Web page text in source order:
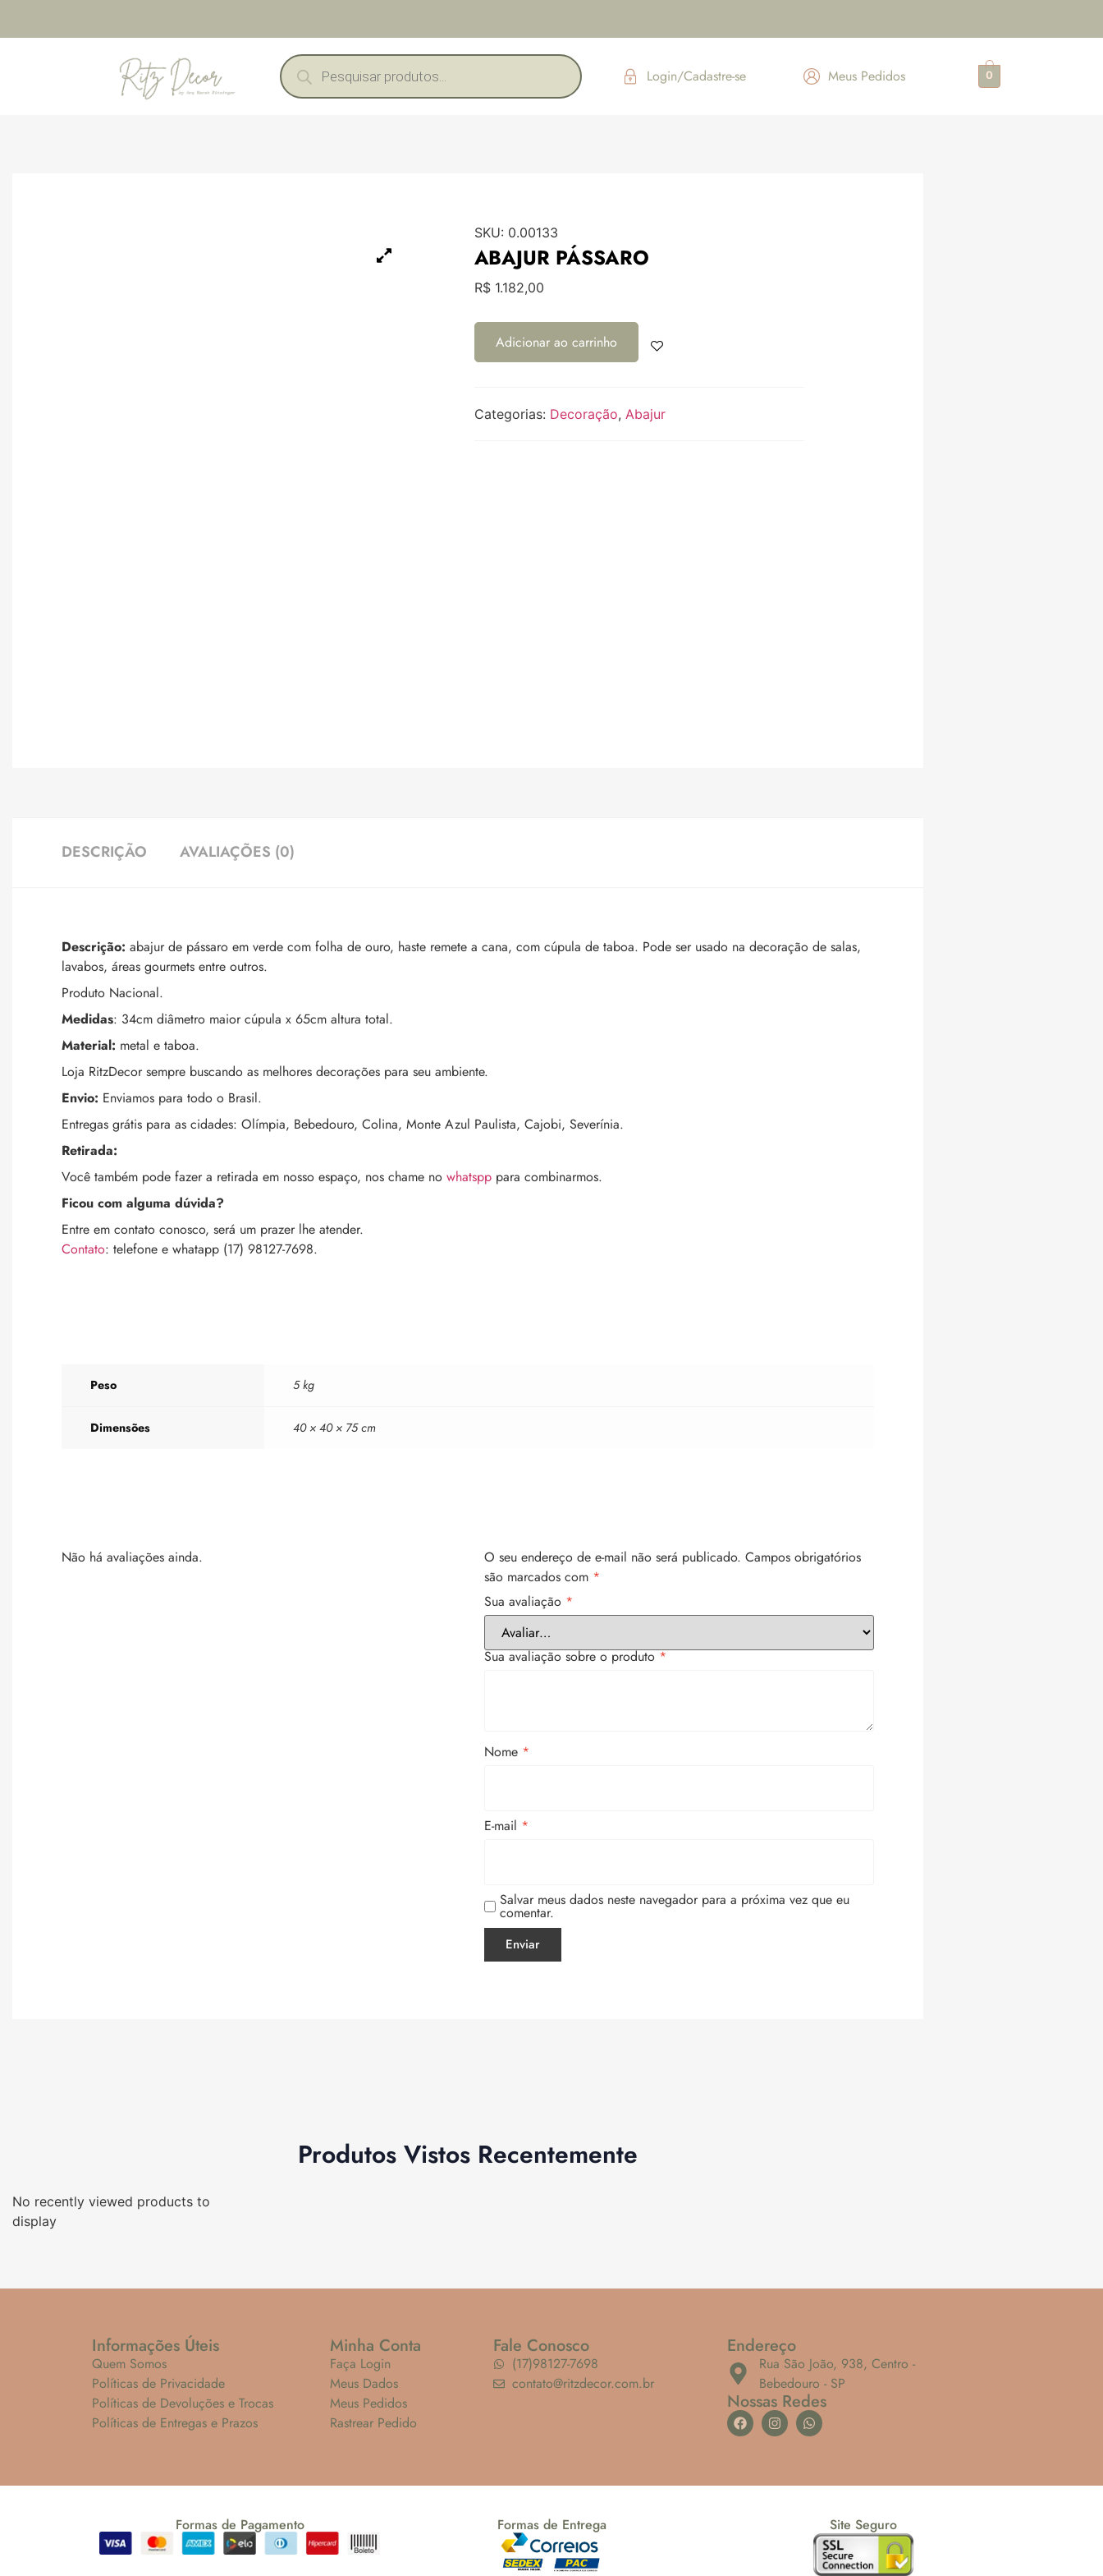
Login/Cadastre-se Meus Pedidos 0
SKU: 0.00133
ABAJUR PÁSSARO
R$1.182,00
Adicionar ao carrinho
Categorias: Decoração, Abajur
DESCRIÇÃO AVALIAÇÕES (0)
Descrição: abajur de pássaro em verde com folha de ouro, haste remete a cana, com cúpula de taboa. Pode ser usado na decoração de salas,
lavabos, áreas gourmets entre outros.
Produto Nacional.
Medidas: 34cm diâmetro maior cúpula x 65cm altura total.
Material: metal e taboa.
Loja RitzDecor sempre buscando as melhores decorações para seu ambiente.
Envio: Enviamos para todo o Brasil.
Entregas grátis para as cidades: Olímpia, Bebedouro, Colina, Monte Azul Paulista, Cajobi, Severínia.
Retirada:
Você também pode fazer a retirada em nosso espaço, nos chame no whatspp para combinarmos.
Ficou com alguma dúvida?
Entre em contato conosco, será um prazer lhe atender.
Contato: telefone e whatapp (17) 98127-7698.
Peso 5 kg
Dimensões 40 × 40 × 75 cm
Não há avaliações ainda. O seu endereço de e-mail não será publicado. Campos obrigatórios
são marcados com *
Sua avaliação *
Sua avaliação sobre o produto*
Nome *
E-mail *
Salvar meus dados neste navegador para a próxima vez que eu
comentar.
Produtos Vistos Recentemente
No recently viewed products to
display
Informações Úteis
Quem Somos
Políticas de Privacidade
Políticas de Devoluções e Trocas
Políticas de Entregas e Prazos
Minha Conta
Faça Login
Meus Dados
Meus Pedidos
Rastrear Pedido
Fale Conosco
(17)98127-7698
contato@ritzdecor.com.br
Endereço
Rua São João, 938, Centro -
Bebedouro - SP
Nossas Redes
Formas de Pagamento Formas de Entrega Site Seguro